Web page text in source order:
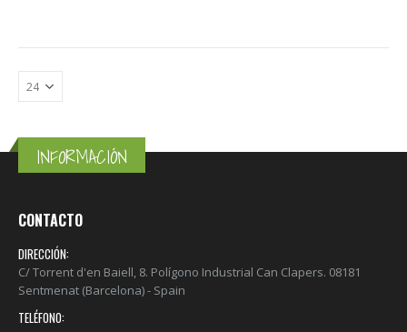
INFORMACIÓN
CONTACTO
DIRECCIÓN:
C/ Torrent d'en Baiell, 8. Polígono Industrial Can Clapers. 08181
Sentmenat (Barcelona) - Spain
TELÉFONO: